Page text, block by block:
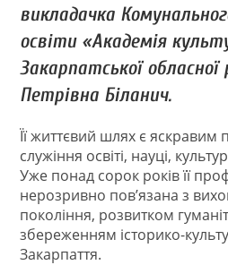
викладачка
освіти «Академія
Закарпатської обласної
Петрівна Біланич.
Її життєвий шлях є яскравим
служіння освіті, науці,
Уже понад сорок років її
нерозривно пов’язана з
покоління, розвитком
збереженням історико-
Закарпаття.